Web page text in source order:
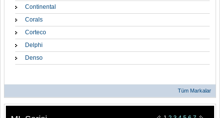
Continental
Corals
Corteco
Delphi
Denso
Tüm Markalar